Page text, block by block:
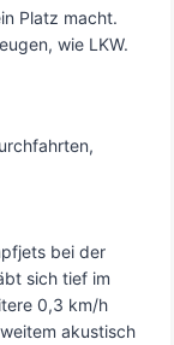
Platz macht.
wie LKW.
bei der
sich tief im
0,3 km/h
akustisch